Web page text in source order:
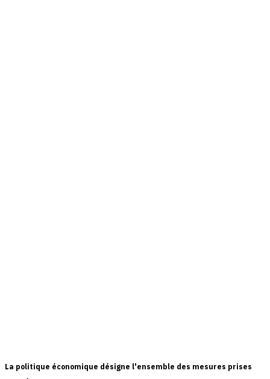
La politique économique désigne l'ensemble des mesures prises